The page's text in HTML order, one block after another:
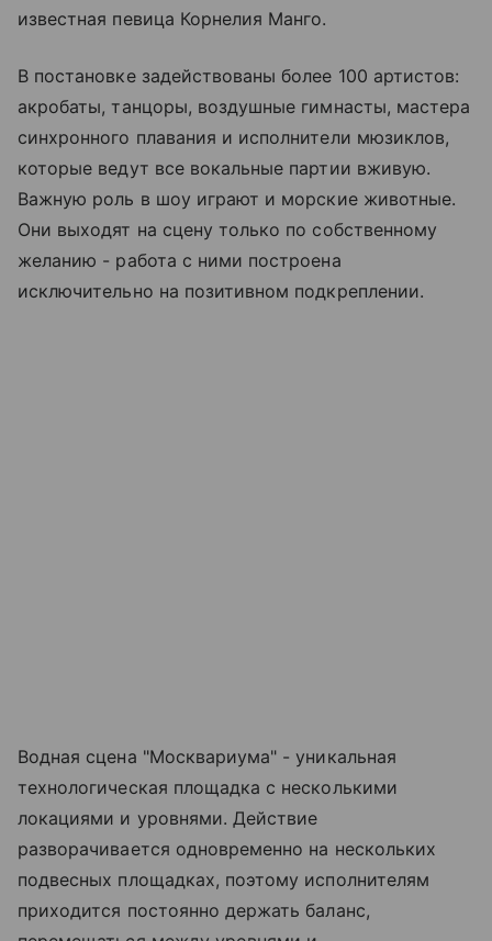
известная певица Корнелия Манго.
В постановке задействованы более 100 артистов:
акробаты, танцоры, воздушные гимнасты, мастера
синхронного плавания и исполнители мюзиклов,
которые ведут все вокальные партии вживую.
Важную роль в шоу играют и морские животные.
Они выходят на сцену только по собственному
желанию - работа с ними построена
исключительно на позитивном подкреплении.
Водная сцена "Москвариума" - уникальная
технологическая площадка с несколькими
локациями и уровнями. Действие
разворачивается одновременно на нескольких
подвесных площадках, поэтому исполнителям
приходится постоянно держать баланс,